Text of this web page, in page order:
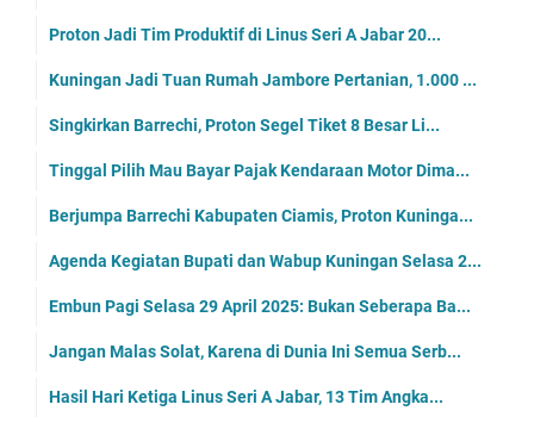
Proton Jadi Tim Produktif di Linus Seri A Jabar 20...
Kuningan Jadi Tuan Rumah Jambore Pertanian, 1.000 ...
Singkirkan Barrechi, Proton Segel Tiket 8 Besar Li...
Tinggal Pilih Mau Bayar Pajak Kendaraan Motor Dima...
Berjumpa Barrechi Kabupaten Ciamis, Proton Kuninga...
Agenda Kegiatan Bupati dan Wabup Kuningan Selasa 2...
Embun Pagi Selasa 29 April 2025: Bukan Seberapa Ba...
Jangan Malas Solat, Karena di Dunia Ini Semua Serb...
Hasil Hari Ketiga Linus Seri A Jabar, 13 Tim Angka...